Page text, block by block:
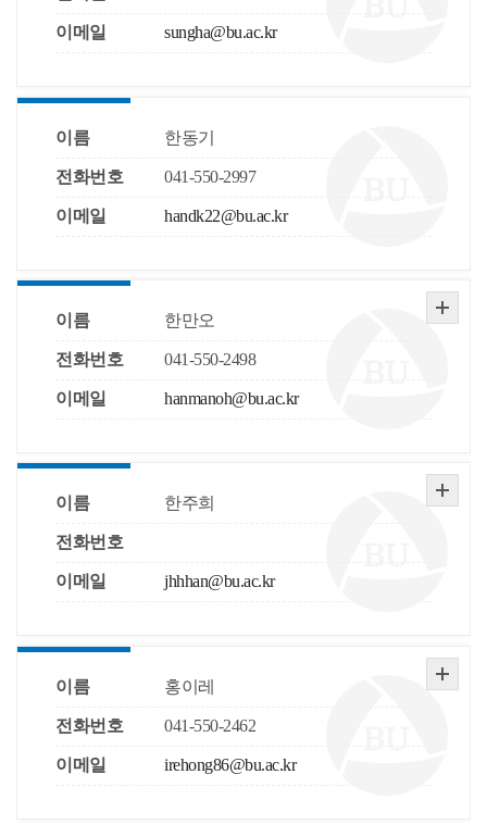
이메일 sungha@bu.ac.kr
이름 한동기
전화번호 041-550-2997
이메일 handk22@bu.ac.kr
이름 한만오
전화번호 041-550-2498
이메일 hanmanoh@bu.ac.kr
이름 한주희
전화번호
이메일 jhhhan@bu.ac.kr
이름 홍이레
전화번호 041-550-2462
이메일 irehong86@bu.ac.kr